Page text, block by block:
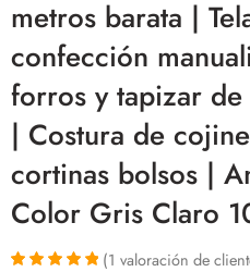
metros barata |
confección
forros y tapizar
| Costura de
cortinas bolsos |
Color Gris Claro
(1 valoración de